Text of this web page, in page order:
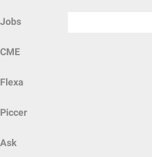
Jobs
CME
Flexa
Piccer
Ask